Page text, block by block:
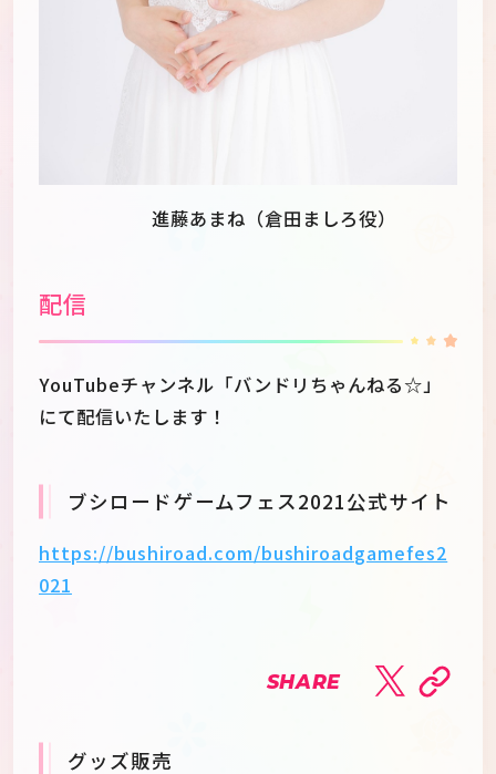
進藤あまね（倉田ましろ役）
配信
YouTubeチャンネル「バンドリちゃんねる☆」
にて配信いたします！
ブシロードゲームフェス2021公式サイト
https://bushiroad.com/bushiroadgamefes2
021
SHARE
グッズ販売